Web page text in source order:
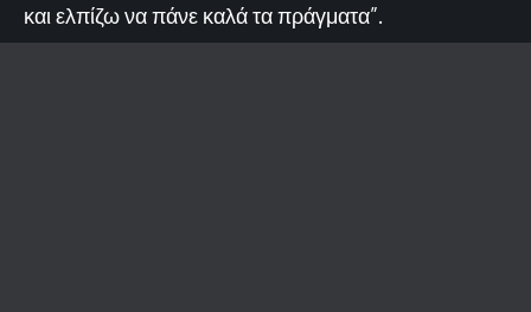
και ελπίζω να πάνε καλά τα πράγματα”.